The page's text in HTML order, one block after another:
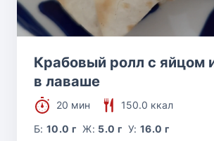
Крабовый ролл с яйцом
в лаваше
20 мин
150.0 ккал
Б:10.0 г Ж: 5.0 г У:16.0 г